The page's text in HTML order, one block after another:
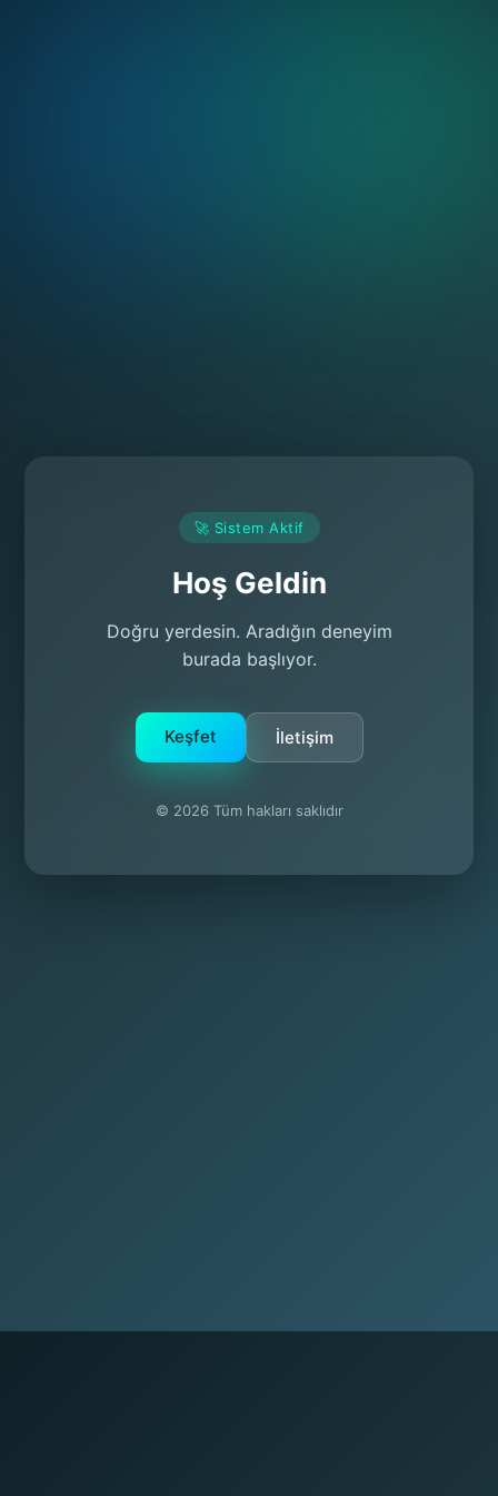
🚀 Sistem Aktif
Hoş Geldin
Doğru yerdesin. Aradığın deneyim
burada başlıyor.
Keşfet İletişim
© 2026 Tüm hakları saklıdır